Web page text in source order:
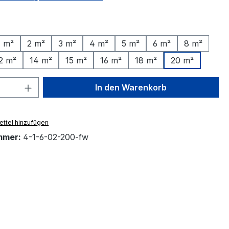
m² 2 m² 3 m² 4 m² 5 m² 6 m²
8 m²
m² 14 m² 15 m² 16 m² 18 m² 20 m²
Anzahl: Gib den gewünschten Wert
In den Warenkorb
hinzufügen
4-1-6-02-200-fw